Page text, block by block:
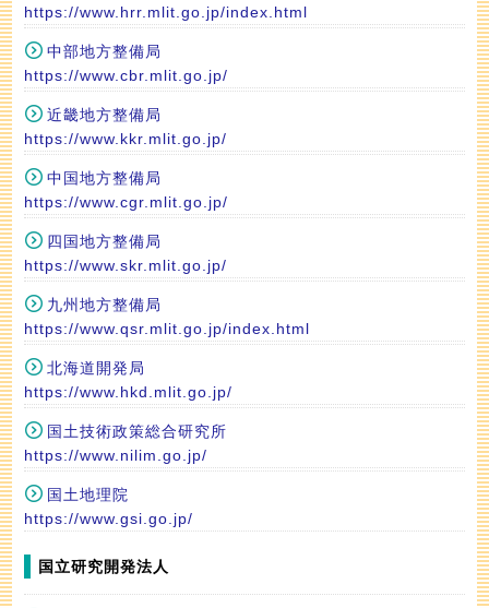
https://www.hrr.mlit.go.jp/index.html
中部地方整備局
https://www.cbr.mlit.go.jp/
近畿地方整備局
https://www.kkr.mlit.go.jp/
中国地方整備局
https://www.cgr.mlit.go.jp/
四国地方整備局
https://www.skr.mlit.go.jp/
九州地方整備局
https://www.qsr.mlit.go.jp/index.html
北海道開発局
https://www.hkd.mlit.go.jp/
国土技術政策総合研究所
https://www.nilim.go.jp/
国土地理院
https://www.gsi.go.jp/
国立研究開発法人